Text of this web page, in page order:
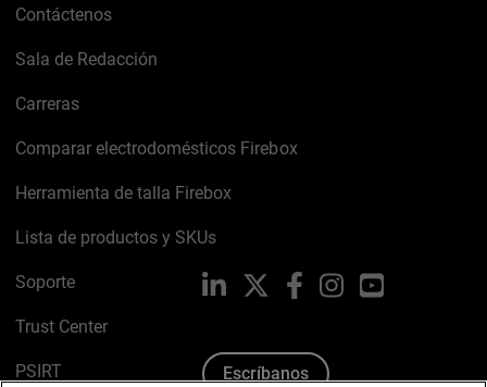
Contáctenos
Sala de Redacción
Carreras
Comparar electrodomésticos Firebox
Herramienta de talla Firebox
Lista de productos y SKUs
Soporte
Trust Center
PSIRT
LinkedIn FacebookInstagramYouTube
Escríbanos